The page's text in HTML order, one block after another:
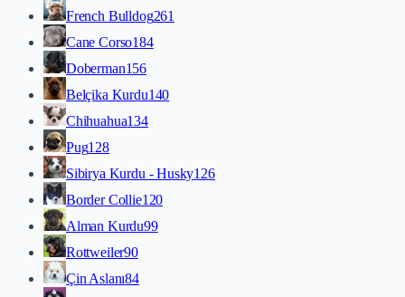
French Bulldog261
Cane Corso184
Doberman156
Belçika Kurdu140
Chihuahua134
Pug128
Sibirya Kurdu - Husky126
Border Collie120
Alman Kurdu99
Rottweiler90
Çin Aslanı84